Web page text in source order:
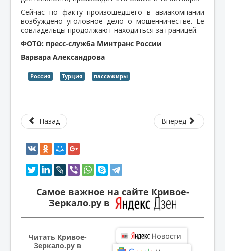
Сейчас по факту произошедшего в авиакомпании
возбуждено уголовное дело о мошенничестве. Ее
совладельцы продолжают находиться за границей.
ФОТО: пресс-служба Минтранс России
Варвара Александрова
Россия Турция пассажиры
Назад Вперед
Самое важное на сайте Кривое-
Зеркало.ру в
Читать Кривое-
Зеркало.ру в